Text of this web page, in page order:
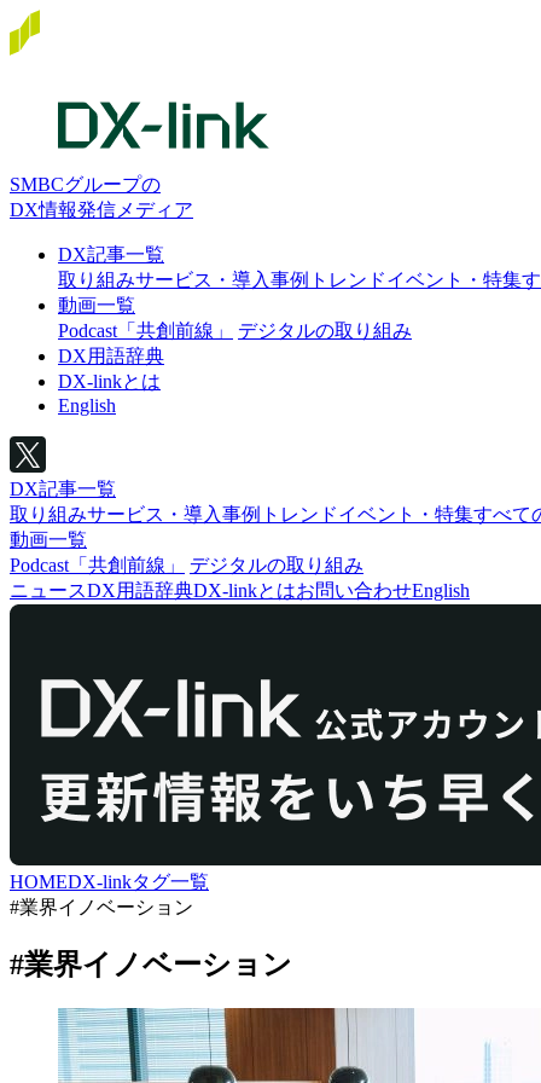
SMBCグループの
DX情報発信メディア
DX記事一覧
取り組みサービス・導入事例 トレンドイベント・特集
動画一覧
Podcast「共創前線」
デジタルの取り組み
DX用語辞典
DX-linkとは
English
DX記事一覧
取り組みサービス・導入事例 トレンドイベント・特集すべて
動画一覧
Podcast「共創前線」
デジタルの取り組み
ニュースDX用語辞典DX-linkとはお問い合わせEnglish
HOMEDX-linkタグ一覧
#業界イノベーション
#業界イノベーション